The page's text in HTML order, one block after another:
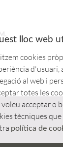
lloc web
cookies
d'usuari,
al web i
totes les
acceptar o
tècniques
política de